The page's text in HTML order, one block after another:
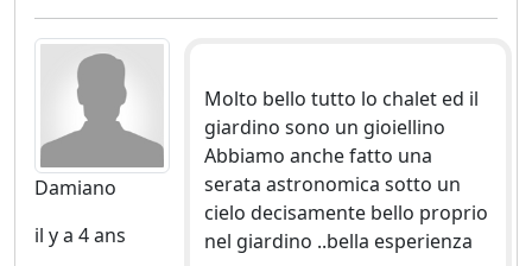
Damiano
il y a 4 ans
Molto bello tutto lo chalet ed il
giardino sono un gioiellino
Abbiamo anche fatto una
serata astronomica sotto un
cielo decisamente bello proprio
nel giardino ..bella esperienza